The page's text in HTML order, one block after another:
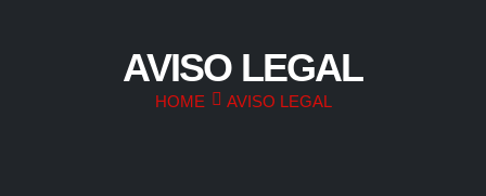
AVISO LEGAL
HOME AVISO LEGAL